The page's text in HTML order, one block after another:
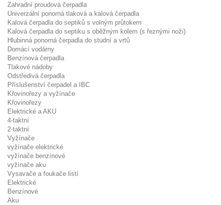
Zahradní proudová čerpadla
Univerzální ponorná tlaková a kalová čerpadla
Kalová čerpadla do septiků s volným průtokem
Kalová čerpadla do septiku s oběžným kolem (s řeznými noži)
Hlubinná ponorná čerpadla do studní a vrtů
Domácí vodárny
Benzínová čerpadla
Tlakové nádoby
Odstředivá čerpadla
Příslušenství čerpadel a IBC
Křovinořezy a vyžínače
Křovinořezy
Elektrické a AKU
4-taktní
2-taktní
Vyžínače
vyžínače elektrické
vyžínače benzínové
vyžínače aku
Vysavače a foukače listí
Elektrické
Benzínové
Aku